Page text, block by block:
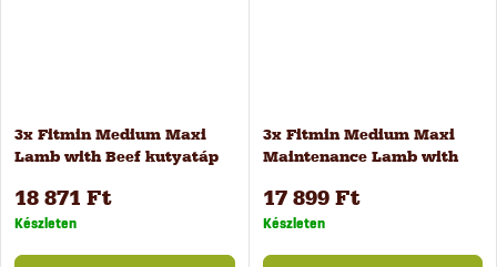
3x Fitmin Medium Maxi
Lamb with Beef kutyatáp
18 871 Ft
Készleten
3x Fitmin Medium Maxi
Maintenance Lamb with
17 899 Ft
Készleten